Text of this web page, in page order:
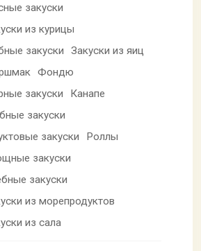
закуски
из курицы
закуски
Закуски из яиц
Фондю
закуски
Канапе
закуски
закуски
Роллы
закуски
закуски
из морепродуктов
из сала